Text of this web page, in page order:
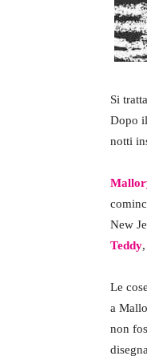
Si
Dopo
notti
New
Teddy
Le
a
non